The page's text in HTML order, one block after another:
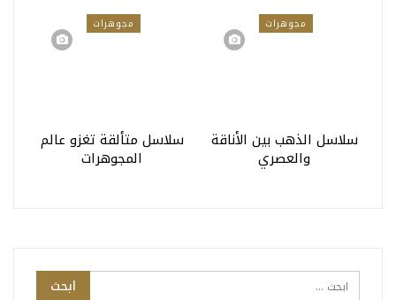
مجوهرات
سلاسل الذهب بين الأناقة
والعصري
مجوهرات
سلاسل متألقة تغزو عالم
المجوهرات